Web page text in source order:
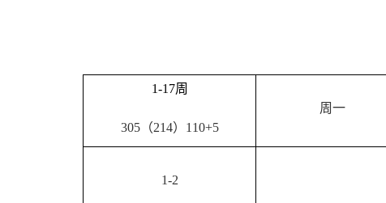
1-17周
305（214） 110+5
周一
1-2